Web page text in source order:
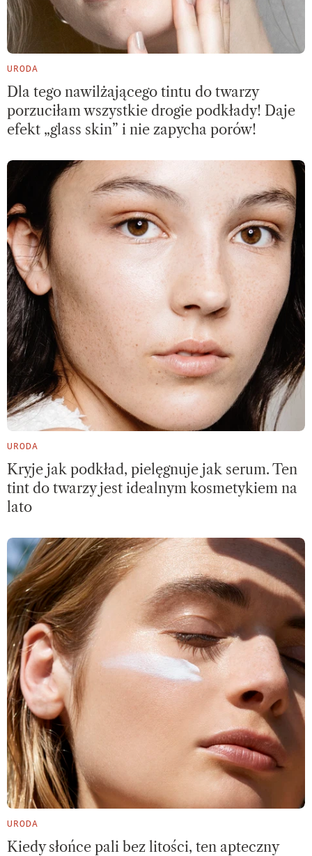
URODA
Dla tego nawilżającego tintu do twarzy
porzuciłam wszystkie drogie podkłady! Daje
efekt „glass skin” i nie zapycha porów!
URODA
Kryje jak podkład, pielęgnuje jak serum. Ten
tint do twarzy jest idealnym kosmetykiem na
lato
URODA
Kiedy słońce pali bez litości, ten apteczny